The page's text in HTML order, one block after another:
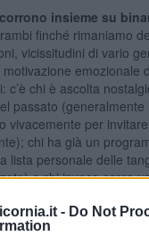
- Do Not
insieme su
finché rimaniamo
vicissitudini di vario
emozionale
c’è chi è ascolta
passato
vivacemente per
chi ha già un
lista personale delle
e chi invece cerca
è per natura nostalgica